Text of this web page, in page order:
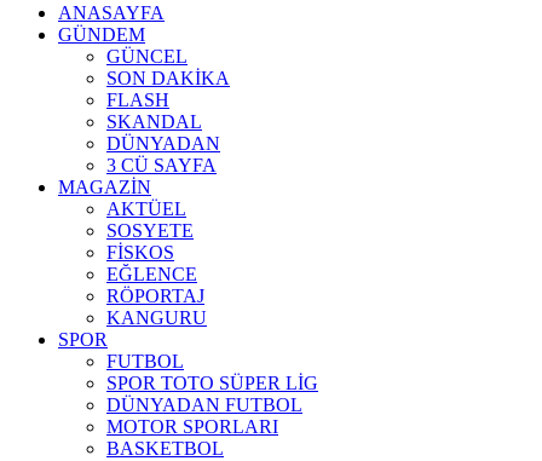
ANASAYFA
GÜNDEM
GÜNCEL
SON DAKİKA
FLASH
SKANDAL
DÜNYADAN
3 CÜ SAYFA
MAGAZİN
AKTÜEL
SOSYETE
FİSKOS
EĞLENCE
RÖPORTAJ
KANGURU
SPOR
FUTBOL
SPOR TOTO SÜPER LİG
DÜNYADAN FUTBOL
MOTOR SPORLARI
BASKETBOL